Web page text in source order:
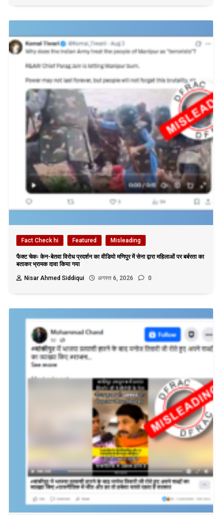
Fact Check hi Featured Misleading
फैक्ट चेकः केन-बेतवा विरोध प्रदर्शन का वीडियो मणिपुर में सेना द्वारा महिलाओं पर बर्बरता का
बताकर भ्रामक दावा किया गया
Nisar Ahmed Siddiqui
अगस्त 6, 2026 0